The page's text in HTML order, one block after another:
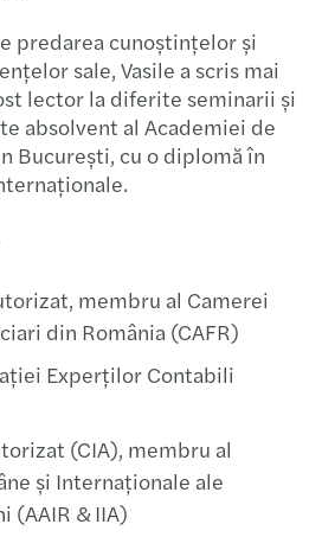
predarea cunoștințelor și
sale, Vasile a scris mai
lector la diferite seminarii și
absolvent al Academiei de
București, cu o diplomă în
membru al Camerei
din România (CAFR)​
Experților Contabili
(CIA), membru al
și Internaționale ale
(AAIR & IIA)​